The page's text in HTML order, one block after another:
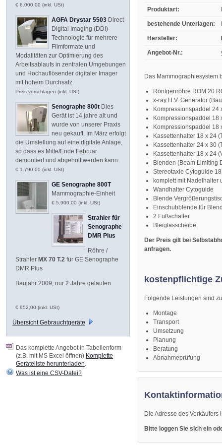
Produktart:
bestehende Unterlagen:
Hersteller:
Angebot-Nr.:
Das Mammographiesystem
Röntgenröhre ROM 20
x-ray H.V. Generator
Kompressionspaddel 24
Kompressionspaddel 18
Kompressionspaddel 18
Kassettenhalter 18 x 24
Kassettenhalter 24 x 30
Kassettenhalter 18 x 24
Blenden (Beam Limiting
Stereotaxie Cytoguide
komplett mit Nadelhalter
Wandhalter Cytoguide
Blende
Einschubblende für
2 Fußschalter
Bleiglasscheibe
Der Preis gilt bei
anfragen.
kostenpflichtige
Folgende Leistungen sind
Montage
Transport
Umsetzung
Planung
Beratung
Abnahmeprüfung
Die Adresse des
Bitte loggen Sie sich ein
€ 6.000,00 (inkl. USt)
AGFA Drystar 5503 Direct
Digital Imaging (DDI)-
Technologie für mehrere
Filmformate und
Modalitäten zur Optimierung des
Arbeitsablaufs in zentralen Umgebungen
und Hochauflösender digitaler Imager
mit hohem Durchsatz
Preis vorschlagen (inkl. USt)
Senographe 800t Dies
Gerät ist 14 jahre alt und
wurde von unserer Praxis
neu gekauft. Im März erfolgt
die Umstellung auf eine digitale Anlage,
so dass es Mitte/Ende Februar
demontiert und abgeholt werden kann.
€ 1.790,00 (inkl. USt)
GE Senographe 800T
Mammographie-Einheit
€ 5.900,00 (inkl. USt)
Strahler für
Senographe
DMR Plus
Röhre /
Strahler MX 70 T.2 für GE Senographe
DMR Plus
Baujahr 2009, nur 2 Jahre gelaufen
€ 952,00 (inkl. USt)
Übersicht Gebrauchtgeräte
Das komplette Angebot in Tabellenform
(z.B. mit MS Excel öffnen) Komplette
Geräteliste herunterladen
Was ist eine CSV-Datei?